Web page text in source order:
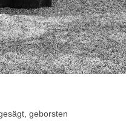
geborsten